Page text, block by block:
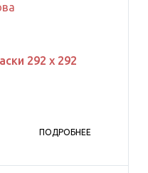
292 х 292
ПОДРОБНЕЕ